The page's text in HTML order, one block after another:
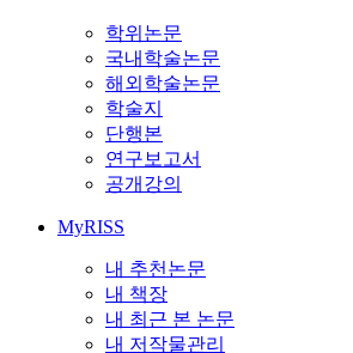
학위논문
국내학술논문
해외학술논문
학술지
단행본
연구보고서
공개강의
MyRISS
내 추천논문
내 책장
내 최근 본 논문
내 저작물관리